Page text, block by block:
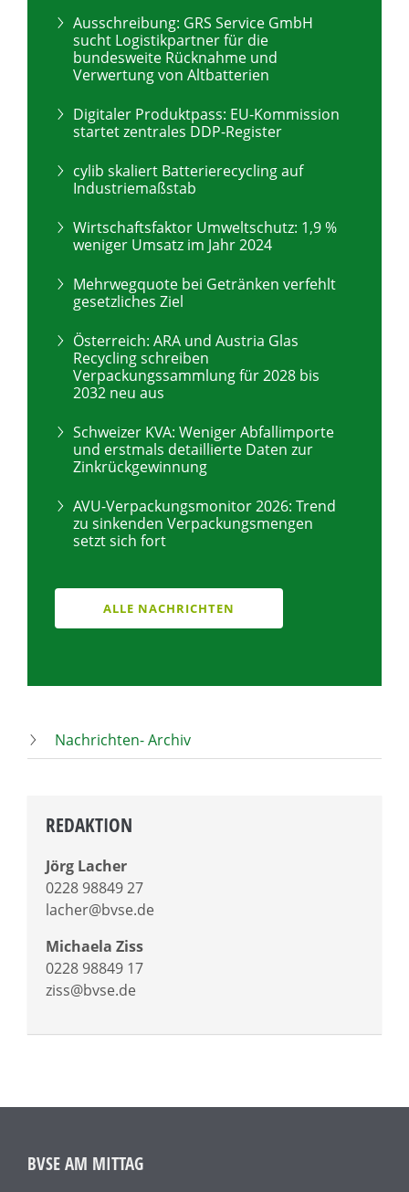
Ausschreibung: GRS Service GmbH
sucht Logistikpartner für die
bundesweite Rücknahme und
Verwertung von Altbatterien
Digitaler Produktpass: EU-Kommission
startet zentrales DDP-Register
cylib skaliert Batterierecycling auf
Industriemaßstab
Wirtschaftsfaktor Umweltschutz: 1,9 %
weniger Umsatz im Jahr 2024
Mehrwegquote bei Getränken verfehlt
gesetzliches Ziel
Österreich: ARA und Austria Glas
Recycling schreiben
Verpackungssammlung für 2028 bis
2032 neu aus
Schweizer KVA: Weniger Abfallimporte
und erstmals detaillierte Daten zur
Zinkrückgewinnung
AVU-Verpackungsmonitor 2026: Trend
zu sinkenden Verpackungsmengen
setzt sich fort
ALLE NACHRICHTEN
Nachrichten- Archiv
REDAKTION
Jörg Lacher
0228 98849 27
lacher@bvse.de
Michaela Ziss
0228 98849 17
ziss@bvse.de
BVSE AM MITTAG